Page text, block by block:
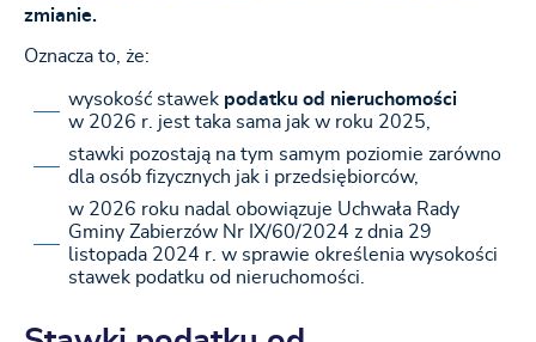
zmianie.
Oznacza to, że:
wysokość stawek podatku od nieruchomości
w 2026 r. jest taka sama jak w roku 2025,
stawki pozostają na tym samym poziomie zarówno
dla osób fizycznych jak i przedsiębiorców,
w 2026 roku nadal obowiązuje Uchwała Rady
Gminy Zabierzów Nr IX/60/2024 z dnia 29
listopada 2024 r. w sprawie określenia wysokości
stawek podatku od nieruchomości.